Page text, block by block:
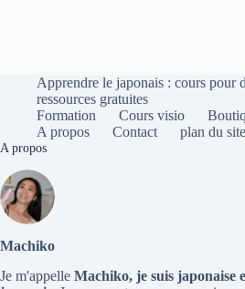
Apprendre le japonais : cours pour
ressources gratuites
Formation
Cours visio
A propos
Contact plan du site
A propos
Machiko
Je m'appelle Machiko, je suis japonaise